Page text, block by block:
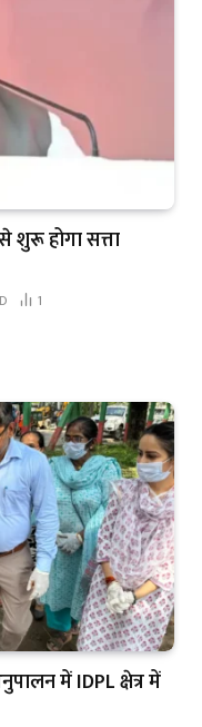
शुरू होगा सत्ता
1
में IDPL क्षेत्र में